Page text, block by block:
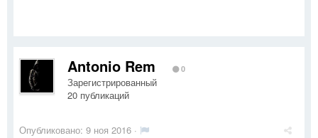
Antonio Rem 0
Зарегистрированный
20 публикаций
Опубликовано: 9 ноя 2016 ·